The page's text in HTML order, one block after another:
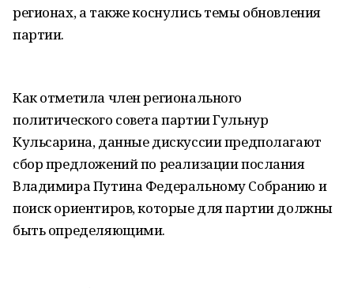
регионах, а также коснулись темы обновления
партии.
Как отметила член регионального
политического совета партии Гульнур
Кульсарина, данные дискуссии предполагают
сбор предложений по реализации послания
Владимира Путина Федеральному Собранию и
поиск ориентиров, которые для партии должны
быть определяющими.